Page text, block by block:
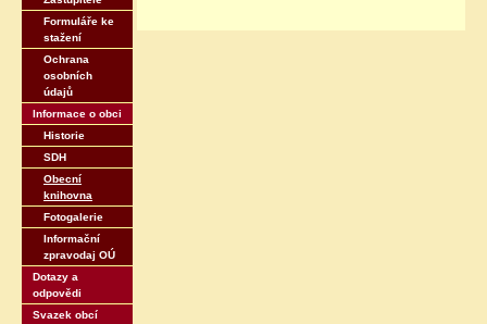
Formuláře ke
stažení
Ochrana
osobních
údajů
Informace o obci
Historie
SDH
Obecní
knihovna
Fotogalerie
Informační
zpravodaj OÚ
Dotazy a
odpovědi
Svazek obcí